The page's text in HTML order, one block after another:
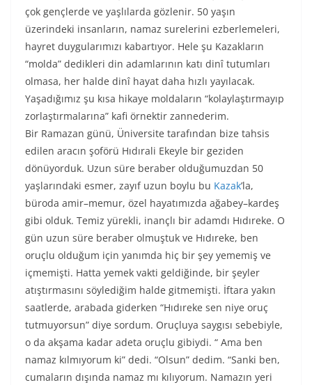
çok gençlerde ve yaşlılarda gözlenir. 50 yaşın
üzerindeki insanların, namaz surelerini ezberlemeleri,
hayret duygularımızı kabartıyor. Hele şu Kazakların
“molda” dedikleri din adamlarının katı dinî tutumları
olmasa, her halde dinî hayat daha hızlı yayılacak.
Yaşadığımız şu kısa hikaye moldaların “kolaylaştırmayıp
zorlaştırmalarına” kafi örnektir zannederim.
Bir Ramazan günü, Üniversite tarafından bize tahsis
edilen aracın şoförü Hıdırali Ekeyle bir geziden
dönüyorduk. Uzun süre beraber olduğumuzdan 50
yaşlarındaki esmer, zayıf uzun boylu bu Kazak’la,
büroda amir–memur, özel hayatımızda ağabey–kardeş
gibi olduk. Temiz yürekli, inançlı bir adamdı Hıdıreke. O
gün uzun süre beraber olmuştuk ve Hıdıreke, ben
oruçlu olduğum için yanımda hiç bir şey yememiş ve
içmemişti. Hatta yemek vakti geldiğinde, bir şeyler
atıştırmasını söylediğim halde gitmemişti. İftara yakın
saatlerde, arabada giderken “Hıdıreke sen niye oruç
tutmuyorsun” diye sordum. Oruçluya saygısı sebebiyle,
o da akşama kadar adeta oruçlu gibiydi. “ Ama ben
namaz kılmıyorum ki” dedi. “Olsun” dedim. “Sanki ben,
cumaların dışında namaz mı kılıyorum. Namazın yeri